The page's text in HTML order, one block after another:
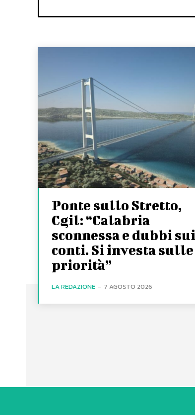
Ponte sullo Stretto,
Cgil: “Calabria
sconnessa e dubbi sui
conti. Si investa sulle
priorità”
LA REDAZIONE - 7 AGOSTO 2026